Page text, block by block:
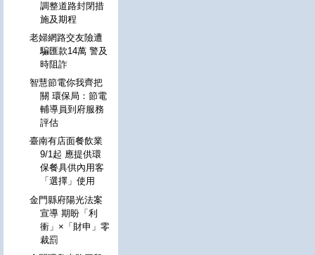
調整道路封閉措
施及期程
老婦網路交友險遭
騙匯款14萬 警及
時阻詐
智慧節電你我齊把
關 環保局：節電
輔導員到府服務
評估
臺南有店面餐飲業
9/1起 應提供環
保餐具供內用客
「選擇」使用
金門縣府陽光法案
宣導 期盼「利
衝」×「財申」零
裁罰